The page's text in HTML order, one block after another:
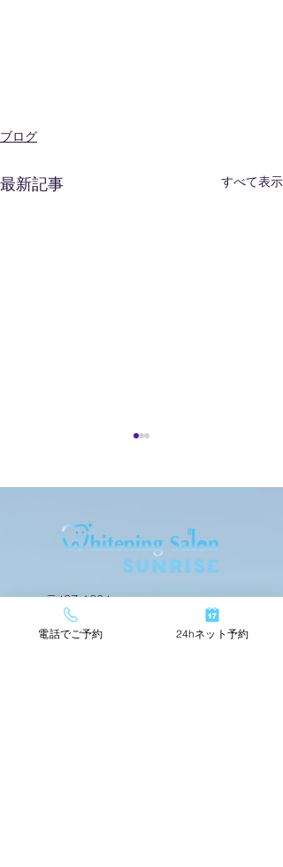
ブログ
最新記事 すべて表示
GW営業時間のお知らせ
〒437-1604
静岡県御前崎市佐倉4796-1
電話でご予約 24hネット予約